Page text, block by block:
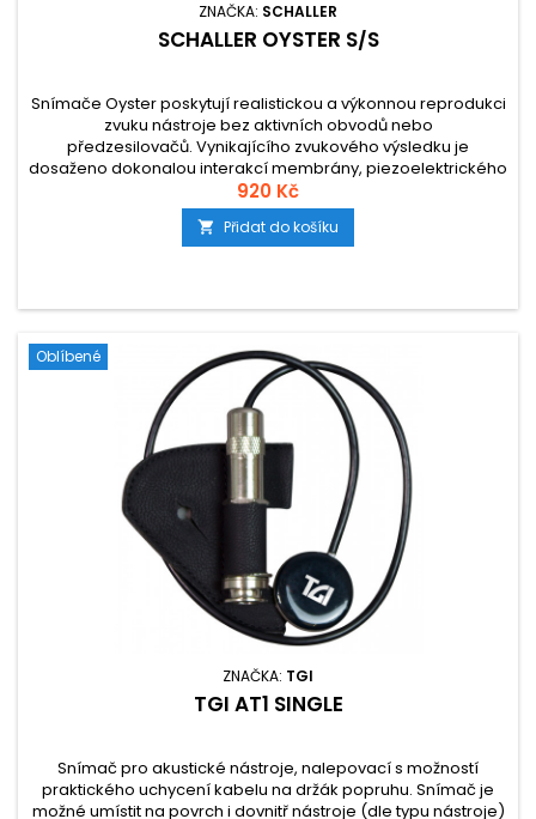
ZNAČKA: SCHALLER
SCHALLER OYSTER S/S
Snímače Oyster poskytují realistickou a výkonnou reprodukci
zvuku nástroje bez aktivních obvodů nebo
předzesilovačů. Vynikajícího zvukového výsledku je
dosaženo dokonalou interakcí membrány, piezoelektrického
prvku a plastového kontaktního gelu. Všechny modely Oyster
jsou zajištěny oboustrannou lepicí fólií, případně
odnímatelnou lepicí podložkou, která...
920 Kč
 Přidat do košíku
Oblíbené
ZNAČKA: TGI
TGI AT1 SINGLE
Snímač pro akustické nástroje, nalepovací s možností
praktického uchycení kabelu na držák popruhu. Snímač je
možné umístit na povrch i dovnitř nástroje (dle typu nástroje)